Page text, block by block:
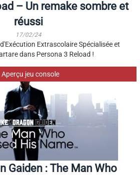
– Un remake sombre et
réussi
17/02/24
Extrascolaire Spécialisée et
dans Persona 3 Reload !
Aperçu jeu console
Gaiden : The Man Who